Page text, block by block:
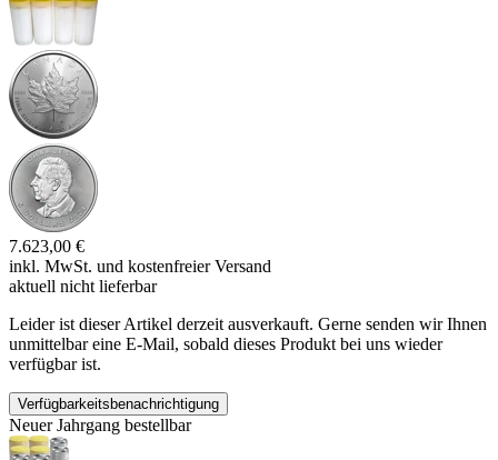
7.623,00 €
inkl. MwSt. und kostenfreier Versand
aktuell nicht lieferbar
Leider ist dieser Artikel derzeit ausverkauft. Gerne senden wir Ihnen
unmittelbar eine E-Mail, sobald dieses Produkt bei uns wieder
verfügbar ist.
Verfügbarkeitsbenachrichtigung
Neuer Jahrgang bestellbar